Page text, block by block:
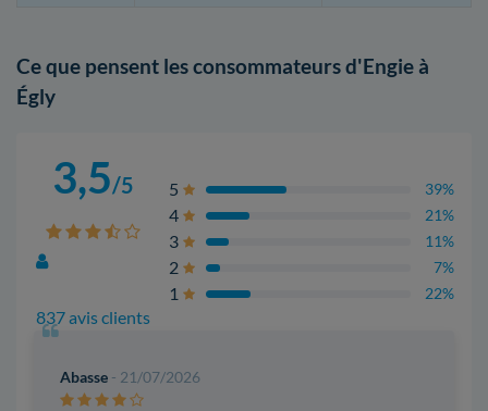
Ce que pensent les consommateurs d'Engie à
Égly
3,5/5
837 avis clients
5 39%
4 21%
3 11%
2 7%
1 22%
Abasse - 21/07/2026